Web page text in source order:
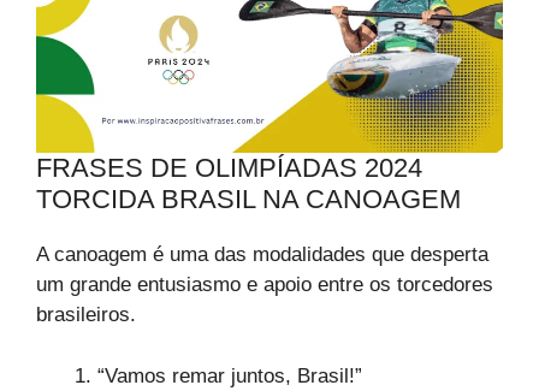
FRASES DE OLIMPÍADAS 2024
TORCIDA BRASIL NA CANOAGEM
A canoagem é uma das modalidades que desperta
um grande entusiasmo e apoio entre os torcedores
brasileiros.
“Vamos remar juntos, Brasil!”